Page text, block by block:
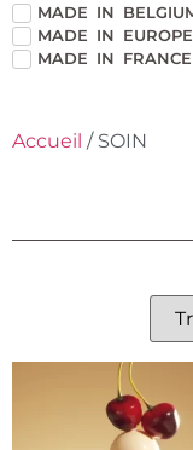
MADE IN
MADE IN EUROPE
MADE IN FRANCE
Accueil / SOIN